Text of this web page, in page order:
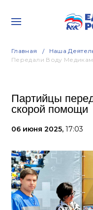
Главная Наша
Передали Воду
Партийцы
скорой помощи
06 июня 2025, 17:03